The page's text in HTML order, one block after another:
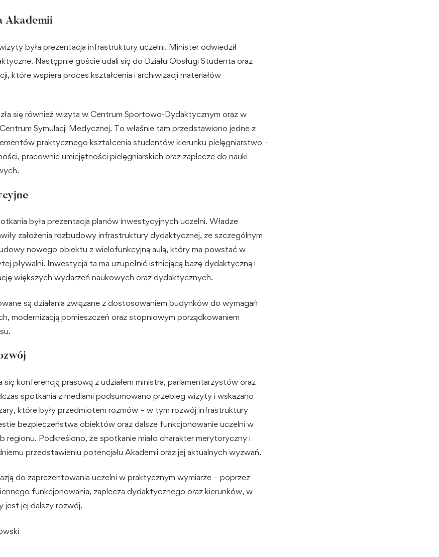
Akademii
była prezentacja infrastruktury uczelni. Minister odwiedził
Następnie goście udali się do Działu Obsługi Studenta oraz
które wspiera proces kształcenia i archiwizacji materiałów
się również wizyta w Centrum Sportowo-Dydaktycznym oraz w
Symulacji Medycznej. To właśnie tam przedstawiono jedne z
praktycznego kształcenia studentów kierunku pielęgniarstwo –
pracownie umiejętności pielęgniarskich oraz zaplecze do nauki
była prezentacja planów inwestycyjnych uczelni. Władze
założenia rozbudowy infrastruktury dydaktycznej, ze szczególnym
nowego obiektu z wielofunkcyjną aulą, który ma powstać w
pływalni. Inwestycja ta ma uzupełnić istniejącą bazę dydaktyczną i
większych wydarzeń naukowych oraz dydaktycznych.
są działania związane z dostosowaniem budynków do wymagań
modernizacją pomieszczeń oraz stopniowym porządkowaniem
się konferencją prasową z udziałem ministra, parlamentarzystów oraz
spotkania z mediami podsumowano przebieg wizyty i wskazano
które były przedmiotem rozmów – w tym rozwój infrastruktury
bezpieczeństwa obiektów oraz dalsze funkcjonowanie uczelni w
regionu. Podkreślono, że spotkanie miało charakter merytoryczny i
przedstawieniu potencjału Akademii oraz jej aktualnych wyzwań.
do zaprezentowania uczelni w praktycznym wymiarze – poprzez
funkcjonowania, zaplecza dydaktycznego oraz kierunków, w
jest jej dalszy rozwój.